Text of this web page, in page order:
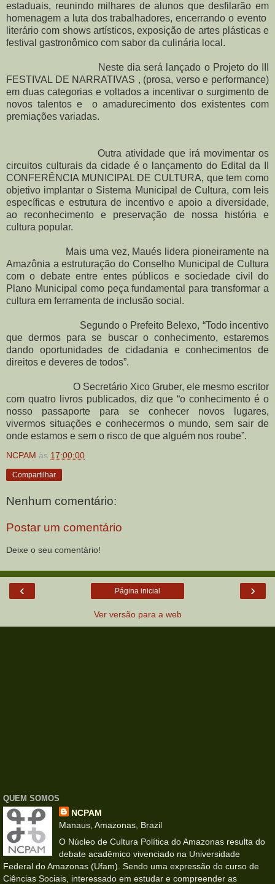
estaduais, reunindo milhares de alunos que desfilarão em
homenagem a luta dos trabalhadores, encerrando o evento
literário com shows artísticos, exposição de artes plásticas e
festival gastronômico com sabor da culinária local.
Neste dia será lançado o Projeto do III
FESTIVAL DE NARRATIVAS , (prosa, verso e performance)
em duas categorias e voltados a incentivar o surgimento de
novos talentos e o amadurecimento dos existentes com
premiações variadas.
Outra atividade que irá movimentar os
circuitos culturais da cidade é o lançamento do Edital da II
CONFERÊNCIA MUNICIPAL DE CULTURA, que tem como
objetivo implantar o Sistema Municipal de Cultura, com leis
específicas e estrutura de incentivo e apoio a diversidade,
ao reconhecimento e preservação de nossa história e
cultura popular.
Mais uma vez, Maués lidera pioneiramente na
Amazônia a estruturação do Conselho Municipal de Cultura
com o debate entre entes públicos e sociedade civil do
Plano Municipal como peça fundamental para transformar a
cultura em ferramenta de inclusão social.
Segundo o Prefeito Belexo, “Todo incentivo
que dermos para se buscar o conhecimento, estaremos
dando oportunidades de cidadania e conhecimentos de
direitos e deveres de todos”.
O Secretário Xico Gruber, ele mesmo escritor
com quatro livros publicados, diz que “o conhecimento é o
nosso passaporte para se conhecer novos lugares,
vivermos situações e conhecermos o mundo, sem sair de
onde estamos e sem o risco de que alguém nos roube”.
NCPAM às 17:00:00
Compartilhar
Nenhum comentário:
Postar um comentário
Deixe o seu comentário!
‹ ›
Página inicial
Ver versão para a web
QUEM SOMOS
NCPAM
Manaus, Amazonas, Brazil
O Núcleo de Cultura Política do Amazonas resulta do
debate acadêmico vivenciado na Universidade
Federal do Amazonas (Ufam). Sendo uma expressão do curso de
Ciências Sociais, interessado em estudar e compreender as